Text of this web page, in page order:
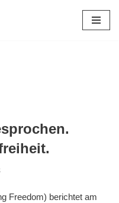
Freedom) berichtet am